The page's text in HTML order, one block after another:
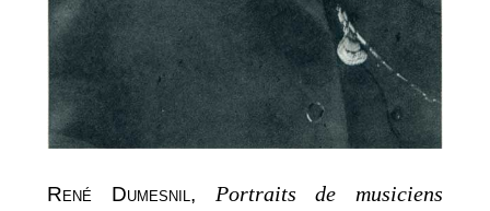
René Dumesnil , Portraits de musiciens